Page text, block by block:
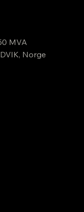
MVA
Norge